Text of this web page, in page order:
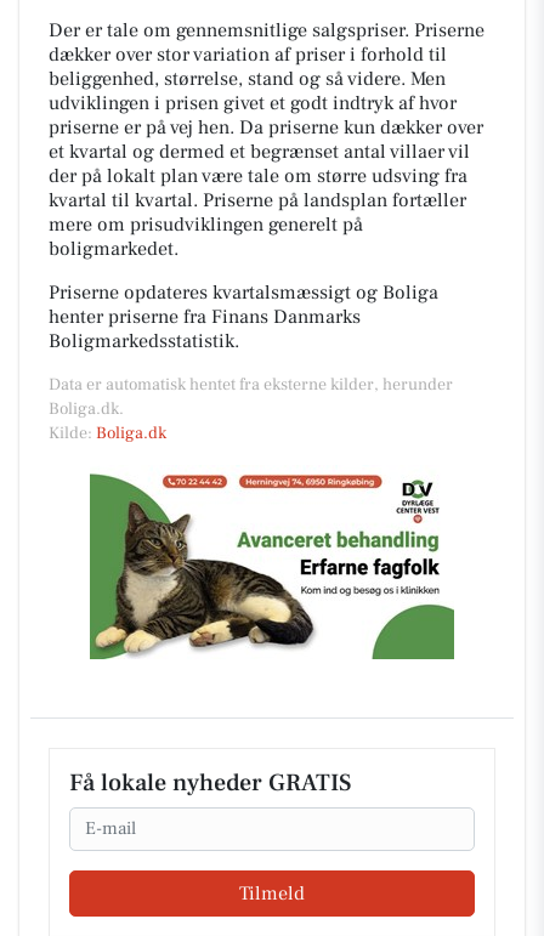
Der er tale om gennemsnitlige salgspriser. Priserne
dækker over stor variation af priser i forhold til
beliggenhed, størrelse, stand og så videre. Men
udviklingen i prisen givet et godt indtryk af hvor
priserne er på vej hen. Da priserne kun dækker over
et kvartal og dermed et begrænset antal villaer vil
der på lokalt plan være tale om større udsving fra
kvartal til kvartal. Priserne på landsplan fortæller
mere om prisudviklingen generelt på
boligmarkedet.
Priserne opdateres kvartalsmæssigt og Boliga
henter priserne fra Finans Danmarks
Boligmarkedsstatistik.
Data er automatisk hentet fra eksterne kilder, herunder
Boliga.dk.
Kilde: Boliga.dk
Få lokale nyheder GRATIS
Email
Tilmeld